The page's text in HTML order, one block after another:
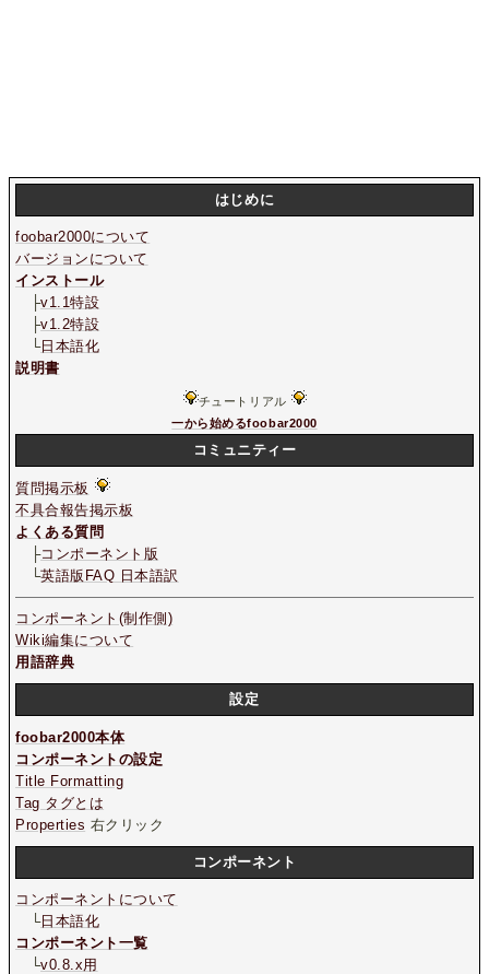
はじめに
foobar2000について
バージョンについて
インストール
├v1.1特設
├v1.2特設
└日本語化
説明書
チュートリアル
一から始めるfoobar2000
コミュニティー
質問掲示板
不具合報告掲示板
よくある質問
├コンポーネント版
└英語版FAQ 日本語訳
コンポーネント(制作側)
Wiki編集について
用語辞典
設定
foobar2000本体
コンポーネントの設定
Title Formatting
Tag タグとは
Properties 右クリック
コンポーネント
コンポーネントについて
└日本語化
コンポーネント一覧
└v0.8.x用